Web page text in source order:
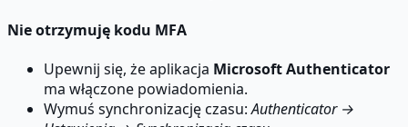
Nie otrzymuję kodu MFA
Upewnij się, że aplikacja Microsoft Authenticator
ma włączone powiadomienia.
Wymuś synchronizację czasu:Authenticator →